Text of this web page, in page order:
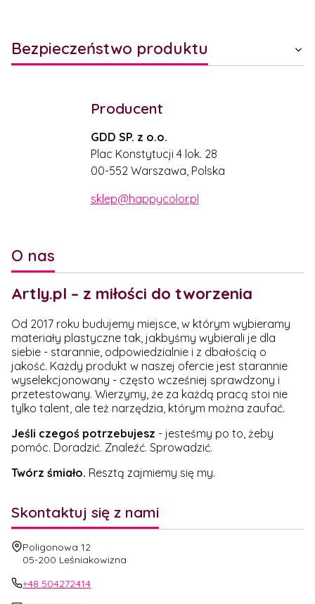
Bezpieczeństwo produktu
Producent
GDD SP. z o.o.
Plac Konstytucji 4 lok. 28
00-552 Warszawa, Polska
sklep@happycolor.pl
O nas
Artly.pl – z miłości do tworzenia
Od 2017 roku budujemy miejsce, w którym wybieramy
materiały plastyczne tak, jakbyśmy wybierali je dla
siebie - starannie, odpowiedzialnie i z dbałością o
jakość. Każdy produkt w naszej ofercie jest starannie
wyselekcjonowany - często wcześniej sprawdzony i
przetestowany. Wierzymy, że za każdą pracą stoi nie
tylko talent, ale też narzędzia, którym można zaufać.
Jeśli czegoś potrzebujesz - jesteśmy po to, żeby
pomóc. Doradzić. Znaleźć. Sprowadzić.
Twórz śmiało. Resztą zajmiemy się my.
Skontaktuj się z nami
Adres:
Poligonowa 12
05-200 Leśniakowizna
+48 504272414